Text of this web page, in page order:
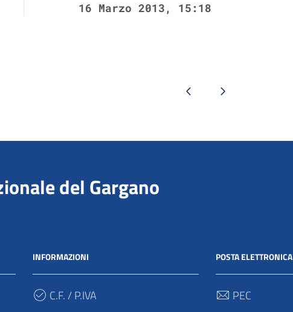
16 Marzo 2013, 15:18
Pagina precedentePagina successiva
del Gargano
INFORMAZIONI
C.F. / P.IVA
POSTA ELETTRONICA
PEC